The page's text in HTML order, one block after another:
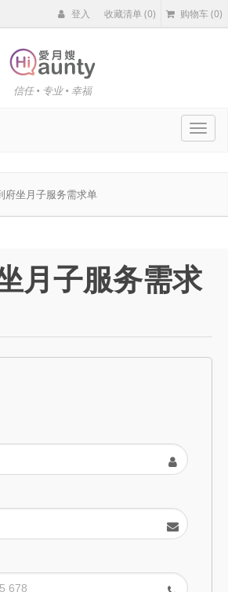
登入 收藏清单(0) 购物车(0)
信任 • 专业 • 幸福
府坐月子服务需求单
月子服务需求